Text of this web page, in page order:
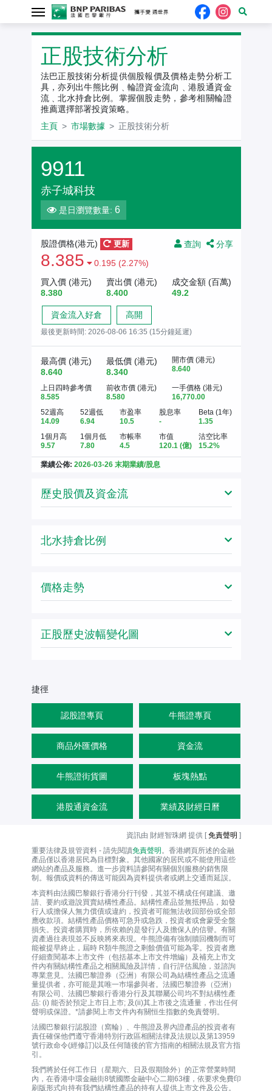
正股技術分析
法巴正股技術分析提供個股報價及價格走勢分析工
具，亦列出牛熊比例﹑輪證資金流向﹑港股通資金
流﹑北水持倉比例。掌握個股走勢，參考相關輪證
推薦選擇部署投資策略。
主頁
市場數據 正股技術分析
9911
赤子城科技
是日瀏覽數量: 6
查詢 分享
股證價格(港元) 更新
8.385
0.195 (2.27%)
買入價 (港元)
8.380
賣出價 (港元)
8.400
成交金額 (百萬)
49.2
資金流入好倉 高開
最後更新時間: 2026-08-06 16:35 (15分鐘延遲)
最高價 (港元)
8.640
最低價 (港元)
8.340
開市價 (港元)
8.640
上日四時參考價
8.585
前收市價 (港元)
8.580
一手價格 (港元)
16,770.00
52週高
14.09
52週低
6.94
市盈率
10.5
股息率
-
Beta (1年)
1.35
1個月高
9.57
1個月低
7.80
市帳率
4.5
市值
120.1 (億)
沽空比率
15.2%
業績公佈: 2026-03-26 末期業績/股息
歷史股價及資金流
北水持倉比例
價格走勢
正股歷史波幅變化圖
捷徑
認股證專頁 牛熊證專頁
商品外匯價格 資金流
牛熊證街貨圖 板塊熱點
港股通資金流 業績及財經日曆
資訊由 財經智珠網 提供 [免責聲明 ]
重要法律及規管資料 - 請先閱讀免責聲明 。香港網頁所述的金融
產品僅以香港居民為目標對象。其他國家的居民或不能使用這些
網站的產品及服務。進一步資料請參閱有關個別服務的銷售限
制。報價或資料的傳送可能因為資料提供者或網上交通而延誤。
本資料由法國巴黎銀行香港分行刊發，其並不構成任何建議、邀
請、要約或遊說買賣結構性產品。結構性產品並無抵押品，如發
行人或擔保人無力償債或違約，投資者可能無法收回部份或全部
應收款項。結構性產品價格可急升或急跌，投資者或會蒙受全盤
損失。投資者購買時，所依賴的是發行人及擔保人的信譽。有關
資產過往表現並不反映將來表現。牛熊證備有強制贖回機制而可
能被提早終止，屆時 R類牛熊證之剩餘價值可能為零。投資者應
仔細查閱基本上市文件（包括基本上市文件增編）及補充上市文
件內有關結構性產品之相關風險及詳情，自行評估風險，並諮詢
專業意見。法國巴黎證券（亞洲）有限公司為結構性產品之流通
量提供者，亦可能是其唯一巿場參與者。法國巴黎證券（亞洲）
有限公司、法國巴黎銀行香港分行及其聯屬公司均不對結構性產
品: (i) 能否於預定上市日上市; 及(ii)其上市後之流通量，作出任何
聲明或保證。*請參閱上市文件內有關恒生指數的免責聲明。
法國巴黎銀行認股證（窩輪）、牛熊證及界內證產品的投資者有
責任確保他們遵守香港特別行政區相關法律及法規以及第13959
號行政命令(經修訂)以及任何隨後的官方指南的相關法規及官方指
引。
我們將於任何工作日（星期六、日及假期除外）的正常營業時間
內，在香港中環金融街8號國際金融中心二期63樓，依要求免費印
刷版形式向持有我們結構性產品的持有人提供上市文件及公告。